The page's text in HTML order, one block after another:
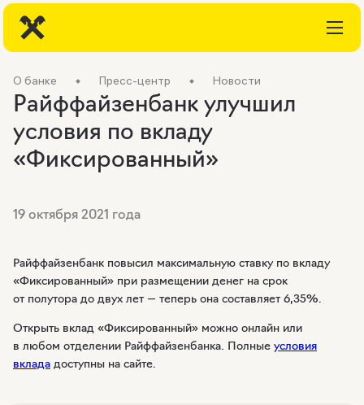
О банке Пресс-центр Новости
Райффайзенбанк улучшил
условия по вкладу
«Фиксированный»
19 октября 2021 года
Райффайзенбанк повысил максимальную ставку по вкладу
«Фиксированный» при размещении денег на срок
от полутора до двух лет — теперь она составляет 6,35%.
Открыть вклад «Фиксированный» можно онлайн или
в любом отделении Райффайзенбанка. Полные условия
вклада доступны на сайте.